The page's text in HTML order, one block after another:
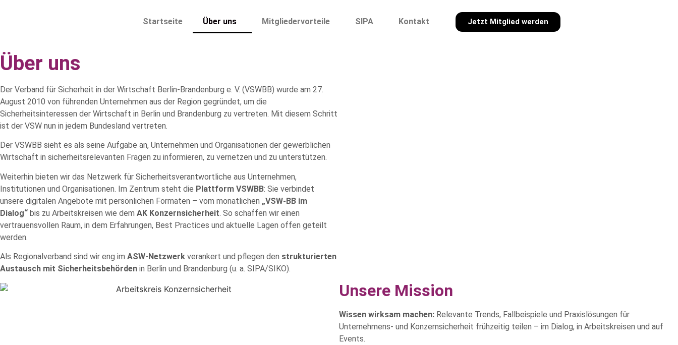
Startseite Über uns Mitgliedervorteile SIPA Kontakt Jetzt Mitglied werden
Über uns
Der Verband für Sicherheit in der Wirtschaft Berlin-Brandenburg e. V. (VSWBB) wurde am 27.
August 2010 von führenden Unternehmen aus der Region gegründet, um die
Sicherheitsinteressen der Wirtschaft in Berlin und Brandenburg zu vertreten. Mit diesem Schritt
ist der VSW nun in jedem Bundesland vertreten.
Der VSWBB sieht es als seine Aufgabe an, Unternehmen und Organisationen der gewerblichen
Wirtschaft in sicherheitsrelevanten Fragen zu informieren, zu vernetzen und zu unterstützen.
Weiterhin bieten wir das Netzwerk für Sicherheitsverantwortliche aus Unternehmen,
Institutionen und Organisationen. Im Zentrum steht die Plattform VSWBB: Sie verbindet
unsere digitalen Angebote mit persönlichen Formaten – vom monatlichen „VSW‑BB im
Dialog“ bis zu Arbeitskreisen wie dem AK Konzernsicherheit . So schaffen wir einen
vertrauensvollen Raum, in dem Erfahrungen, Best Practices und aktuelle Lagen offen geteilt
werden.
Als Regionalverband sind wir eng im ASW‑Netzwerk verankert und pflegen den strukturierten
Austausch mit Sicherheitsbehörden in Berlin und Brandenburg (u. a. SIPA/SIKO).
Unsere Mission
Wissen wirksam machen: Relevante Trends, Fallbeispiele und Praxislösungen für
Unternehmens‑ und Konzernsicherheit frühzeitig teilen – im Dialog, in Arbeitskreisen und auf
Events.